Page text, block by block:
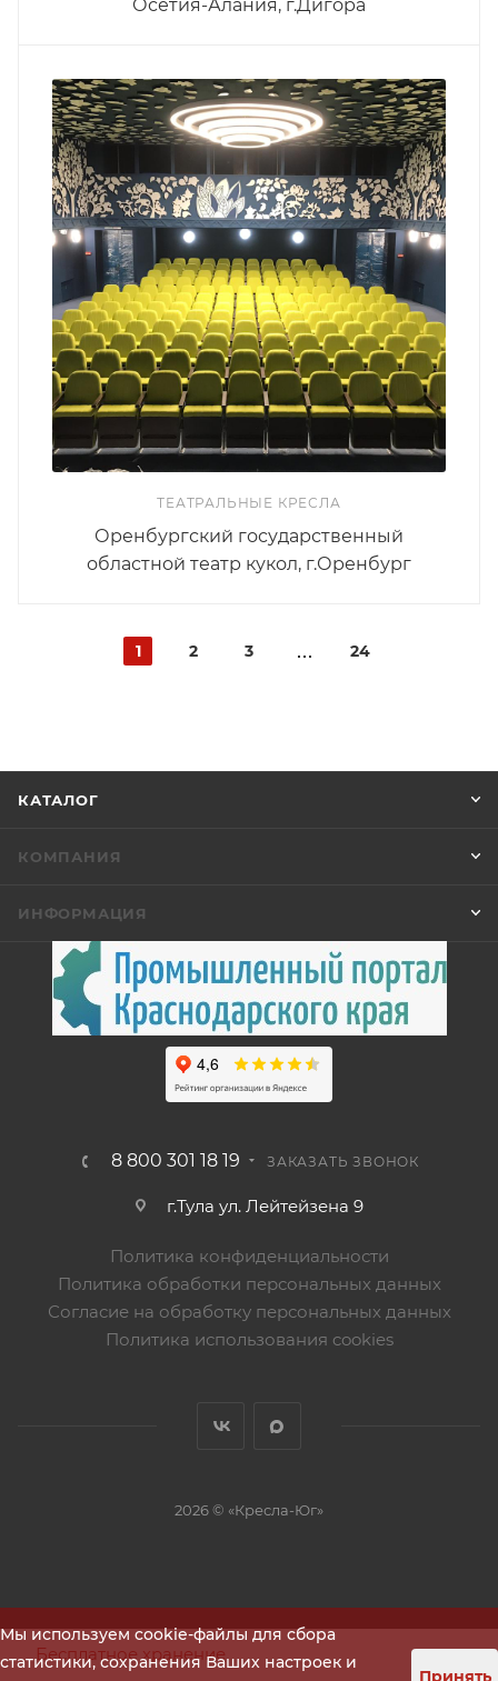
Осетия-Алания, г.Дигора
ТЕАТРАЛЬНЫЕ КРЕСЛА
Оренбургский государственный
областной театр кукол, г.Оренбург
1 2 3 24
КАТАЛОГ
КОМПАНИЯ
ИНФОРМАЦИЯ
8 800 301 18 19 ЗАКАЗАТЬ ЗВОНОК
г.Тула ул. Лейтейзена 9
Политика конфиденциальности
Политика обработки персональных данных
Согласие на обработку персональных данных
Политика использования cookies
2026 © «Кресла-Юг»
Бесплатное хранение
Мы используем cookie-файлы для сбора
статистики, сохранения Ваших настроек и
Принять